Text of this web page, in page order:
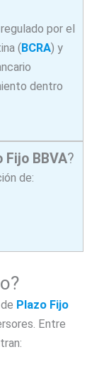
por el
(BCRA) y
dentro
Fijo BBVA?
de:
Plazo Fijo
Entre